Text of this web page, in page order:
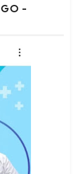
-